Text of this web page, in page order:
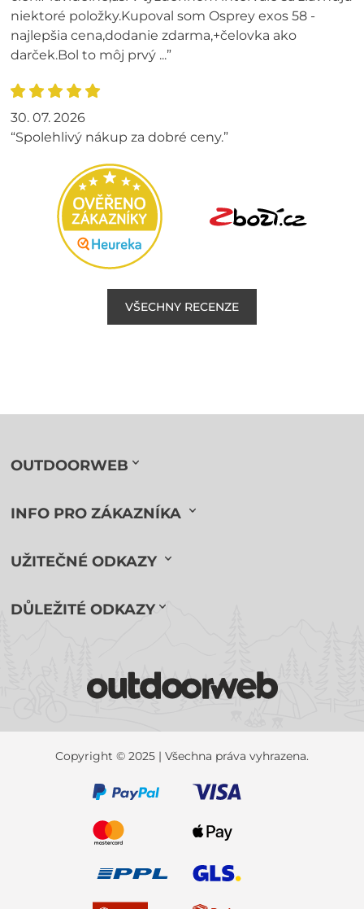
niektoré položky.Kupoval som Osprey exos 58 -
najlepšia cena,dodanie zdarma,+čelovka ako
darček.Bol to môj prvý ...”
30. 07. 2026
“Spolehlivý nákup za dobré ceny.”
VŠECHNY RECENZE
OUTDOORWEB
INFO PRO ZÁKAZNÍKA
UŽITEČNÉ ODKAZY
DŮLEŽITÉ ODKAZY
Copyright © 2025 | Všechna práva vyhrazena.